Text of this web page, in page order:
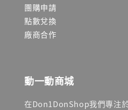
團購申請
點數兌換
廠商合作
動一動商城
在Don1DonShop我們專注